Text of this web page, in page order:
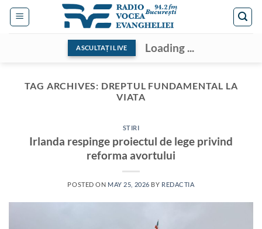
Skip
ASCULTAȚI LIVE Loading ...
TAG ARCHIVES: DREPTUL FUNDAMENTAL LA
VIATA
STIRI
Irlanda respinge proiectul de lege privind
reforma avortului
POSTED ON MAY 25, 2026 BY REDACTIA